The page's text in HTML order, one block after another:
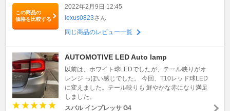
この商品の
価格を比較する
2022年2月9日 12:45
lexus0823さん
同じ商品のレビュー一覧
AUTOMOTIVE LED Auto lamp
以前は、ホワイト球LEDでしたが、テール映りがオ
レンジ っぽい感じでした。 今回、T10レッド球LED
に変えました。テール映りも 鮮やかな赤になり満足
しました。
スバル インプレッサ G4